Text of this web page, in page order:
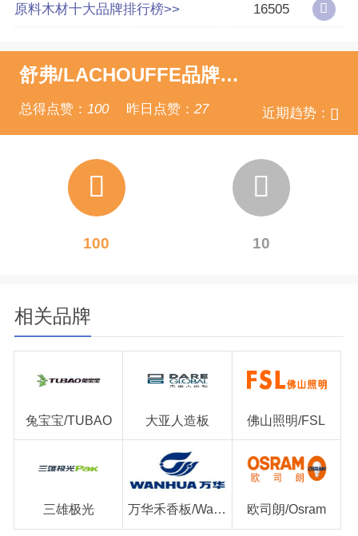
原料木材十大品牌排行榜>> 16505
舒弗/LACHOUFFE品牌点赞
近期趋势：
总得点赞： 100 昨日点赞： 27
100 10
相关品牌
兔宝宝/TUBAO 大亚人造板 佛山照明/FSL
三雄极光 万华禾香板/Wanhua 欧司朗/Osram